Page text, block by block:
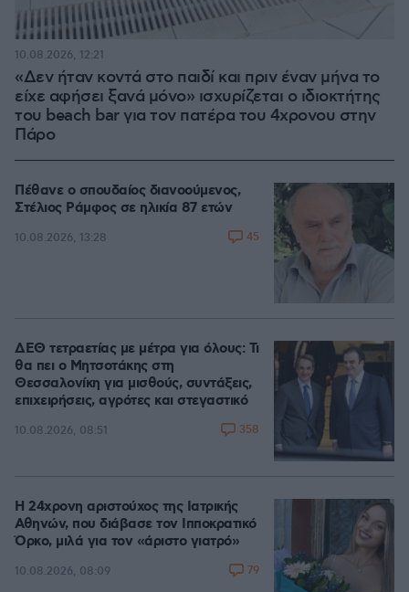
«Δεν ήταν κοντά στο παιδί και πριν έναν μήνα το
είχε αφήσει ξανά μόνο» ισχυρίζεται ο ιδιοκτήτης
του beach bar για τον πατέρα του 4χρονου στην
Πάρο
10.08.2026, 12:21
Πέθανε ο σπουδαίος διανοούμενος,
Στέλιος Ράμφος σε ηλικία 87 ετών
10.08.2026, 13:28 45
ΔΕΘ τετραετίας με μέτρα για όλους: Τι
θα πει ο Μητσοτάκης στη
Θεσσαλονίκη για μισθούς, συντάξεις,
επιχειρήσεις, αγρότες και στεγαστικό
10.08.2026, 08:51 358
Η 24χρονη αριστούχος της Ιατρικής
Αθηνών, που διάβασε τον Ιπποκρατικό
Όρκο, μιλά για τον «άριστο γιατρό»
10.08.2026, 08:09 79